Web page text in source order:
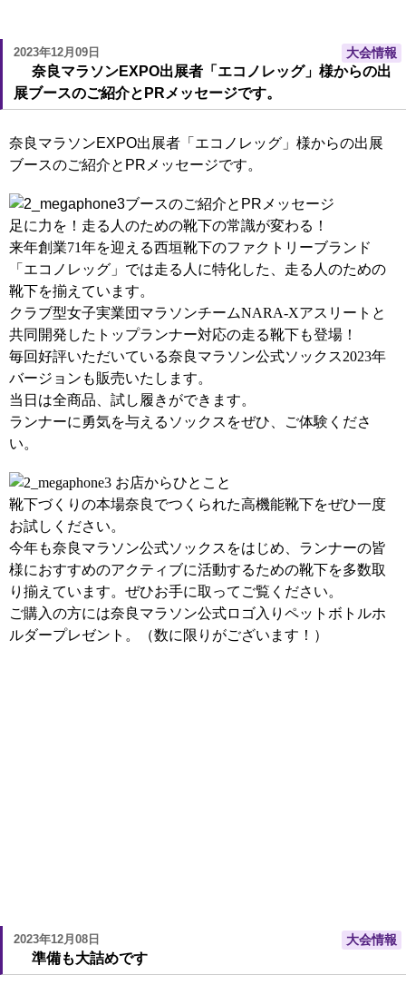
2023年12月09日 大会情報
奈良マラソンEXPO出展者「エコノレッグ」様からの出
展ブースのご紹介とPRメッセージです。
奈良マラソンEXPO出展者「エコノレッグ」様からの出展
ブースのご紹介とPRメッセージです。
ブースのご紹介とPRメッセージ
足に力を！走る人のための靴下の常識が変わる！
来年創業71年を迎える西垣靴下のファクトリーブランド
「エコノレッグ」では走る人に特化した、走る人のための
靴下を揃えています。
クラブ型女子実業団マラソンチームNARA-Xアスリートと
共同開発したトップランナー対応の走る靴下も登場！
毎回好評いただいている奈良マラソン公式ソックス2023年
バージョンも販売いたします。
当日は全商品、試し履きができます。
ランナーに勇気を与えるソックスをぜひ、ご体験くださ
い。
お店からひとこと
靴下づくりの本場奈良でつくられた高機能靴下をぜひ一度
お試しください。
今年も奈良マラソン公式ソックスをはじめ、ランナーの皆
様におすすめのアクティブに活動するための靴下を多数取
り揃えています。ぜひお手に取ってご覧ください。
ご購入の方には奈良マラソン公式ロゴ入りペットボトルホ
ルダープレゼント。（数に限りがございます！）
2023年12月08日 大会情報
準備も大詰めです